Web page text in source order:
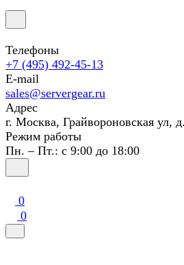
Телефоны
+7 (495) 492-45-13
E-mail
sales@servergear.ru
Адрес
г. Москва, Грайвороновская ул,
Режим работы
Пн. – Пт.: с 9:00 до 18:00
0
0